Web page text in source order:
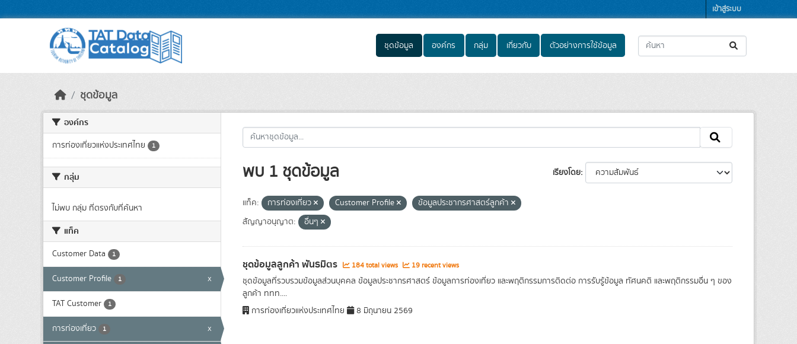
เข้าสู่ระบบ
ชุดข้อมูล องค์กร กลุ่ม เกี่ยวกับ ตัวอย่างการใช้ข้อมูล
ชุดข้อมูล
องค์กร
การท่องเที่ยวแห่งประเทศไทย 1
กลุ่ม
ไม่พบ กลุ่ม ที่ตรงกับที่ค้นหา
แท็ค
Customer Data 1
Customer Profile 1 x
TAT Customer 1
การท่องเที่ยว 1 x
เรียงโดย
พบ 1 ชุดข้อมูล
แท็ค: การท่องเที่ยว Customer Profile
ข้อมูลประชากรศาสตร์ลูกค้า
สัญญาอนุญาต:
อื่นๆ
ชุดข้อมูลลูกค้า พันธมิตร 184 total views 19 recent views
ชุดข้อมูลที่รวบรวมข้อมูลส่วนบุคคล ข้อมูลประชากรศาสตร์ ข้อมูลการท่องเที่ยว และพฤติกรรมการติดต่อ การรับรู้ข้อมูล ทัศนคติ และพฤติกรรมอื่น ๆ ของ
ลูกค้า ททท....
การท่องเที่ยวแห่งประเทศไทย
8 มิถุนายน 2569